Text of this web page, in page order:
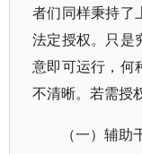
者们同样秉持
法定授权。只是
意即可运行，何
不清晰。若需授
（一）辅